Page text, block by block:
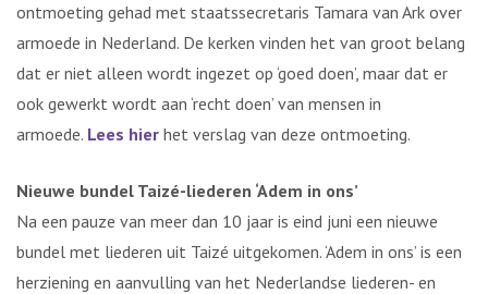
ontmoeting gehad met staatssecretaris Tamara van Ark over
armoede in Nederland. De kerken vinden het van groot belang
dat er niet alleen wordt ingezet op ‘goed doen’, maar dat er
ook gewerkt wordt aan ‘recht doen’ van mensen in
armoede. Lees hier het verslag van deze ontmoeting.
Nieuwe bundel Taizé-liederen ‘Adem in ons’
Na een pauze van meer dan 10 jaar is eind juni een nieuwe
bundel met liederen uit Taizé uitgekomen. ‘Adem in ons’ is een
herziening en aanvulling van het Nederlandse liederen- en